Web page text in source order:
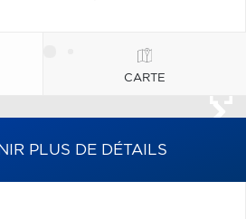
CARTE
PLUS DE DÉTAILS